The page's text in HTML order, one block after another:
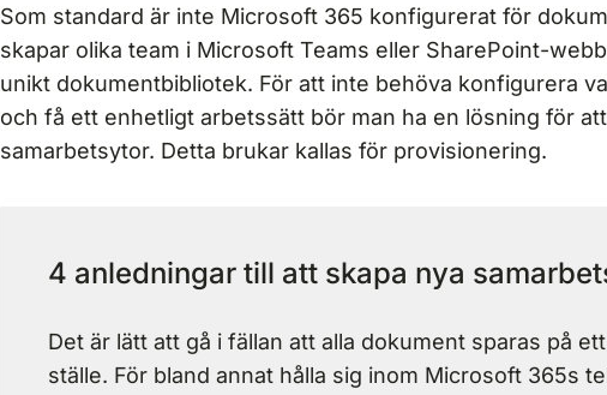
Som standard är inte Microsoft 365 konfigurerat för
skapar olika team i Microsoft Teams eller SharePoint-
unikt dokumentbibliotek. För att inte behöva konfigurera
och få ett enhetligt arbetssätt bör man ha en lösning för
samarbetsytor. Detta brukar kallas för provisionering.
4 anledningar till att skapa nya
Det är lätt att gå i fällan att alla dokument sparas på
ställe. För bland annat hålla sig inom Microsoft 365s